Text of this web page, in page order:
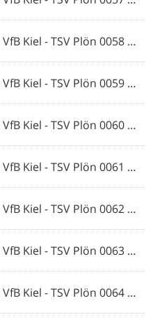
20230901 VfB Kiel - TSV Plön 0058 © 2023 Ismail Yesilyurt.jpg
20230901 VfB Kiel - TSV Plön 0059 © 2023 Ismail Yesilyurt.jpg
20230901 VfB Kiel - TSV Plön 0060 © 2023 Ismail Yesilyurt.jpg
20230901 VfB Kiel - TSV Plön 0061 © 2023 Ismail Yesilyurt.jpg
20230901 VfB Kiel - TSV Plön 0062 © 2023 Ismail Yesilyurt.jpg
20230901 VfB Kiel - TSV Plön 0063 © 2023 Ismail Yesilyurt.jpg
20230901 VfB Kiel - TSV Plön 0064 © 2023 Ismail Yesilyurt.jpg